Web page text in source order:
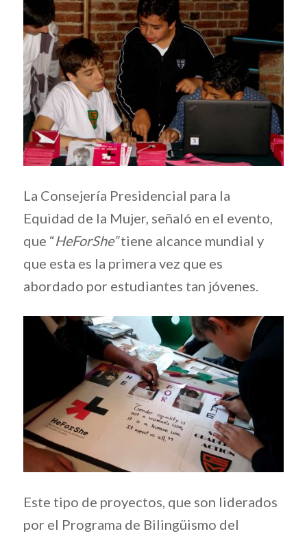
La Consejería Presidencial para la
Equidad de la Mujer, señaló en el evento,
que “HeForShe”tiene alcance mundial y
que esta es la primera vez que es
abordado por estudiantes tan jóvenes.
Este tipo de proyectos, que son liderados
por el Programa de Bilingüismo del